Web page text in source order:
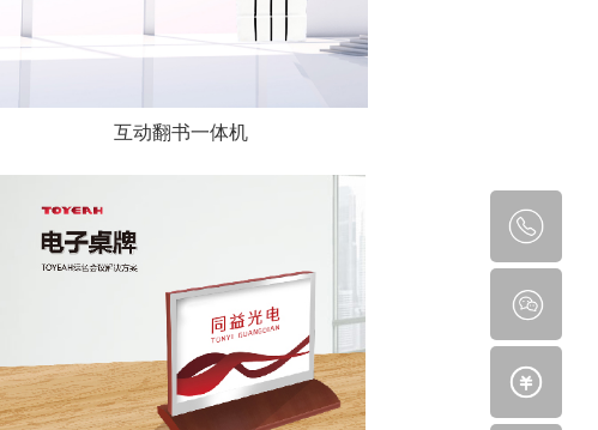
互动翻书一体机